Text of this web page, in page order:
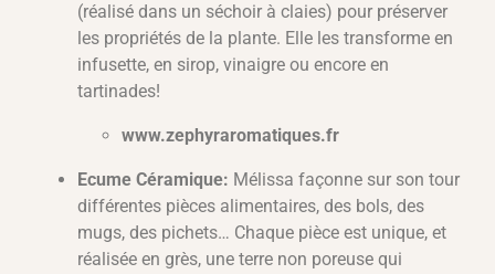
(réalisé dans un séchoir à claies) pour préserver
les propriétés de la plante. Elle les transforme en
infusette, en sirop, vinaigre ou encore en
tartinades!
www.zephyraromatiques.fr
Ecume Céramique: Mélissa façonne sur son tour
différentes pièces alimentaires, des bols, des
mugs, des pichets… Chaque pièce est unique, et
réalisée en grès, une terre non poreuse qui